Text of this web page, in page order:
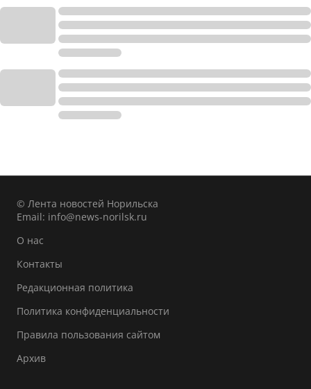
© Лента новостей Норильска
Email: info@news-norilsk.ru
О нас
Контакты
Редакционная политика
Политика конфиденциальности
Правила пользования сайтом
Архив